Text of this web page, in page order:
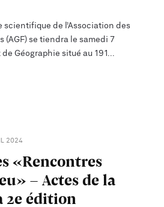
scientifique de l’Association des
(AGF) se tiendra le samedi 7
Géographie situé au 191
2024
«Rencontres
- Actes de la
2e édition